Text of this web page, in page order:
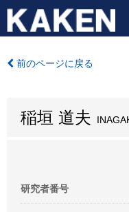
前のページに戻る
稲垣 道夫
研究者番号